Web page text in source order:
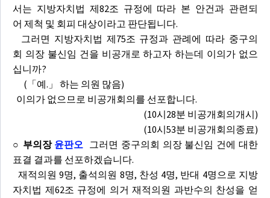
서는 지방자치법 제82조 규정에 따라 본 안건과 관련되
어 제척 및 회피 대상이라고 판단됩니다.
그러면 지방자치법 제75조 규정과 관례에 따라 중구의
회 의장 불신임 건을 비공개로 하고자 하는데 이의가 없으
십니까?
(「예.」 하는 의원 많음)
이의가 없으므로 비공개회의를 선포합니다.
(10시28분 비공개회의개시)
(10시53분 비공개회의종료)
○ 부의장 윤판오 그러면 중구의회 의장 불신임 건에 대한
표결 결과를 선포하겠습니다.
재적의원 9명, 출석의원 8명, 찬성 4명, 반대 4명으로 지방
자치법 제62조 규정에 의거 재적의원 과반수의 찬성을 얻